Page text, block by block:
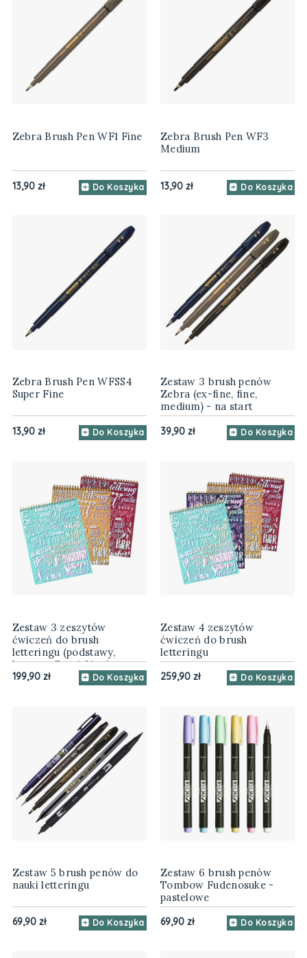
Zebra Brush Pen WF1 Fine
13,90 zł Do Koszyka
Zebra Brush Pen WF3
Medium
13,90 zł Do Koszyka
Zebra Brush Pen WFSS4
Super Fine
13,90 zł Do Koszyka
Zestaw 3 brush penów
Zebra (ex-fine, fine,
medium) - na start
39,90 zł Do Koszyka
Zestaw 3 zeszytów
ćwiczeń do brush
letteringu (podstawy,
bounce, flourishing)
199,90 zł Do Koszyka
Zestaw 4 zeszytów
ćwiczeń do brush
letteringu
259,90 zł Do Koszyka
Zestaw 5 brush penów do
nauki letteringu
69,90 zł Do Koszyka
Zestaw 6 brush penów
Tombow Fudenosuke -
pastelowe
69,90 zł Do Koszyka